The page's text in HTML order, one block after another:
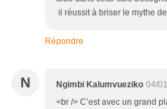
il réussit à briser le mythe
Répondre
N Ngimbi Kalumvueziko 04/
<br /> C’est avec un grand